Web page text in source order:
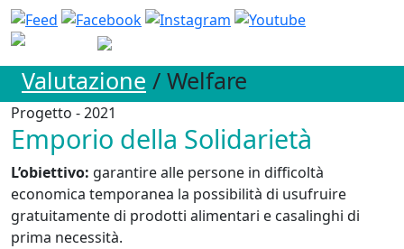
Valutazione / Welfare
Progetto - 2021
Emporio della Solidarietà
L’obiettivo: garantire alle persone in difficoltà
economica temporanea la possibilità di usufruire
gratuitamente di prodotti alimentari e casalinghi di
prima necessità.